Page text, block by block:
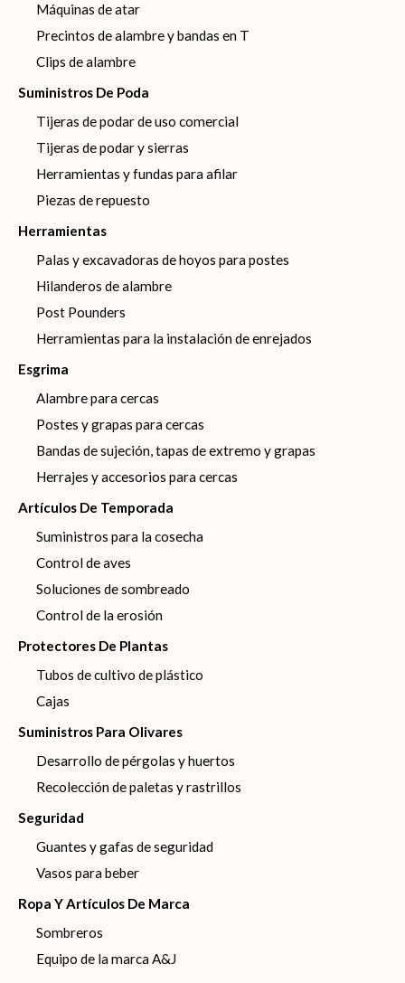
Máquinas de atar
Precintos de alambre y bandas en T
Clips de alambre
Suministros De Poda
Tijeras de podar de uso comercial
Tijeras de podar y sierras
Herramientas y fundas para afilar
Piezas de repuesto
Herramientas
Palas y excavadoras de hoyos para postes
Hilanderos de alambre
Post Pounders
Herramientas para la instalación de enrejados
Esgrima
Alambre para cercas
Postes y grapas para cercas
Bandas de sujeción, tapas de extremo y grapas
Herrajes y accesorios para cercas
Artículos De Temporada
Suministros para la cosecha
Control de aves
Soluciones de sombreado
Control de la erosión
Protectores De Plantas
Tubos de cultivo de plástico
Cajas
Suministros Para Olivares
Desarrollo de pérgolas y huertos
Recolección de paletas y rastrillos
Seguridad
Guantes y gafas de seguridad
Vasos para beber
Ropa Y Artículos De Marca
Sombreros
Equipo de la marca A&J